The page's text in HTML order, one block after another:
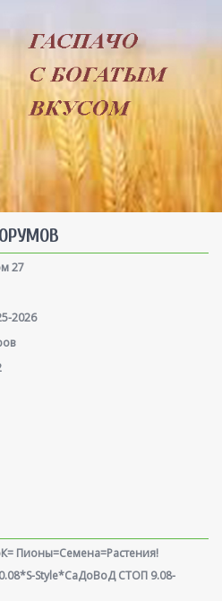
27
2026
Пионы=Семена=Растения!
Style*СаДоВоД СТОП 9.08-